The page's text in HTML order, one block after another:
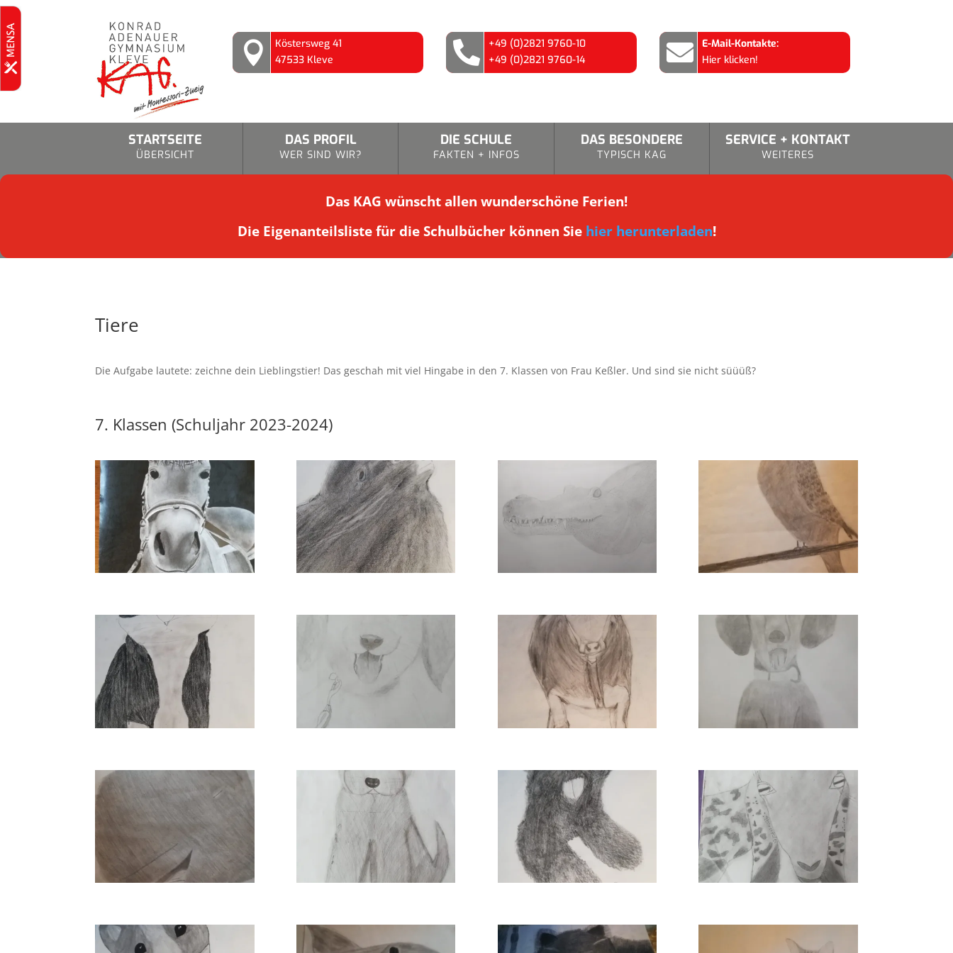

Köstersweg 41
47533 Kleve

+49 (0)2821 9760-10
+49 (0)2821 9760-14

E-Mail-Kontakte:
Hier klicken!
STARTSEITE
ÜBERSICHT
DAS PROFIL
WER SIND WIR?
DIE SCHULE
FAKTEN + INFOS
DAS BESONDERE
TYPISCH KAG
SERVICE + KONTAKT
WEITERES
Das KAG wünscht allen wunderschöne Ferien!
Die Eigenanteilsliste für die Schulbücher können Sie hier herunterladen!
Tiere
Die Aufgabe lautete: zeichne dein Lieblingstier! Das geschah mit viel Hingabe in den 7. Klassen von Frau Keßler. Und sind sie nicht süüüß?
7. Klassen (Schuljahr 2023-2024)